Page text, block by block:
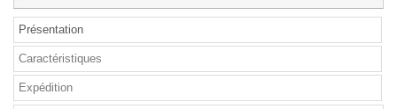
Présentation
Caractéristiques
Expédition